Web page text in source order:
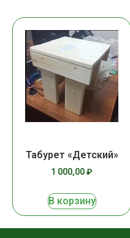
Табурет «Детский»
1 000,00₽
В корзину